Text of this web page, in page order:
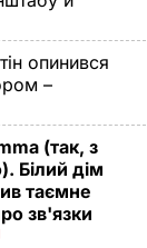
опинився
–
(так, з
Білий дім
таємне
зв'язки